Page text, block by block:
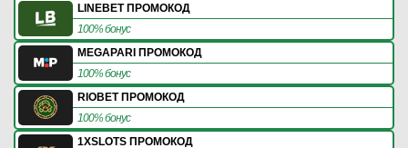
LINEBET ПРОМОКОД
100% бонус
MEGAPARI ПРОМОКОД
100% бонус
RIOBET ПРОМОКОД
100% бонус
1XSLOTS ПРОМОКОД